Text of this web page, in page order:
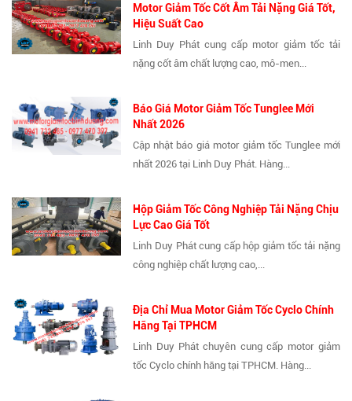
Motor Giảm Tốc Cốt Âm Tải Nặng Giá Tốt,
Hiệu Suất Cao
Linh Duy Phát cung cấp motor giảm tốc tải
nặng cốt âm chất lượng cao, mô-men...
Báo Giá Motor Giảm Tốc Tunglee Mới
Nhất 2026
Cập nhật báo giá motor giảm tốc Tunglee mới
nhất 2026 tại Linh Duy Phát. Hàng...
Hộp Giảm Tốc Công Nghiệp Tải Nặng Chịu
Lực Cao Giá Tốt
Linh Duy Phát cung cấp hộp giảm tốc tải nặng
công nghiệp chất lượng cao,...
Địa Chỉ Mua Motor Giảm Tốc Cyclo Chính
Hãng Tại TPHCM
Linh Duy Phát chuyên cung cấp motor giảm
tốc Cyclo chính hãng tại TPHCM. Hàng...